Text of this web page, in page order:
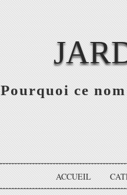
Pourquoi ce
ACCUEIL